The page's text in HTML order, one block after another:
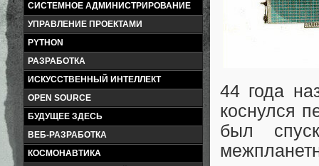
СИСТЕМНОЕ АДМИНИСТРИРОВАНИЕ
УПРАВЛЕНИЕ ПРОЕКТАМИ
PYTHON
РАЗРАБОТКА
ИСКУССТВЕННЫЙ ИНТЕЛЛЕКТ
OPEN SOURCE
БУДУЩЕЕ ЗДЕСЬ
ВЕБ-РАЗРАБОТКА
КОСМОНАВТИКА
44 года
коснулся
был